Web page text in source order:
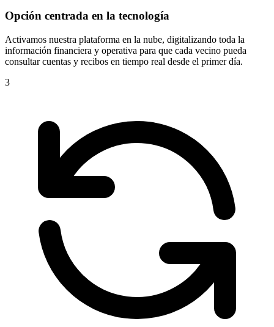
Opción centrada en la tecnología
Activamos nuestra plataforma en la nube, digitalizando toda la
información financiera y operativa para que cada vecino pueda
consultar cuentas y recibos en tiempo real desde el primer día.
3